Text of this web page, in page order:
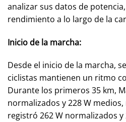
analizar sus datos de
rendimiento a lo largo de la
Inicio de la marcha:
Desde el inicio de la marcha,
ciclistas mantienen un ritmo
Durante los primeros 35 km,
normalizados y 228 W
registró 262 W normalizados